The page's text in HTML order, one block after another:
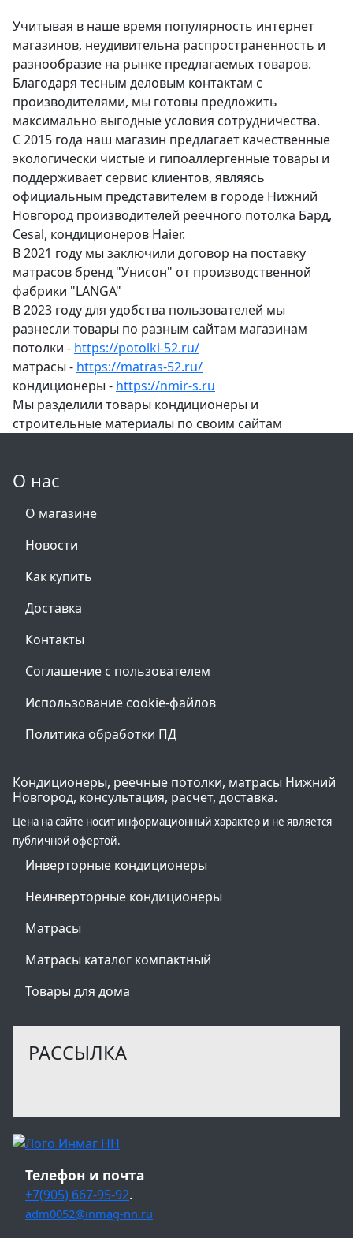
Учитывая в наше время популярность интернет
магазинов, неудивительна распространенность и
разнообразие на рынке предлагаемых товаров.
Благодаря тесным деловым контактам с
производителями, мы готовы предложить
максимально выгодные условия сотрудничества.
С 2015 года наш магазин предлагает качественные
экологически чистые и гипоаллергенные товары и
поддерживает сервис клиентов, являясь
официальным представителем в городе Нижний
Новгород производителей реечного потолка Бард,
Cesal, кондиционеров Haier.
В 2021 году мы заключили договор на поставку
матрасов бренд "Унисон" от производственной
фабрики "LANGA"
В 2023 году для удобства пользователей мы
разнесли товары по разным сайтам магазинам
потолки - https://potolki-52.ru/
матрасы - https://matras-52.ru/
кондиционеры - https://nmir-s.ru
Мы разделили товары кондиционеры и
строительные материалы по своим сайтам
О нас
О магазине
Новости
Как купить
Доставка
Контакты
Соглашение с пользователем
Использование cookie-файлов
Политика обработки ПД
Кондиционеры, реечные потолки, матрасы Нижний
Новгород, консультация, расчет, доставка.
Цена на сайте носит информационный характер и не является
публичной офертой.
Инверторные кондиционеры
Неинверторные кондиционеры
Матрасы
Матрасы каталог компактный
Товары для дома
РАССЫЛКА
Телефон и почта
+7(905) 667-95-92.
adm0052@inmag-nn.ru